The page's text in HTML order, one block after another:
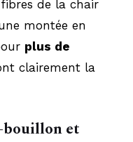
de la chair
montée en
plus de
clairement la
bouillon et